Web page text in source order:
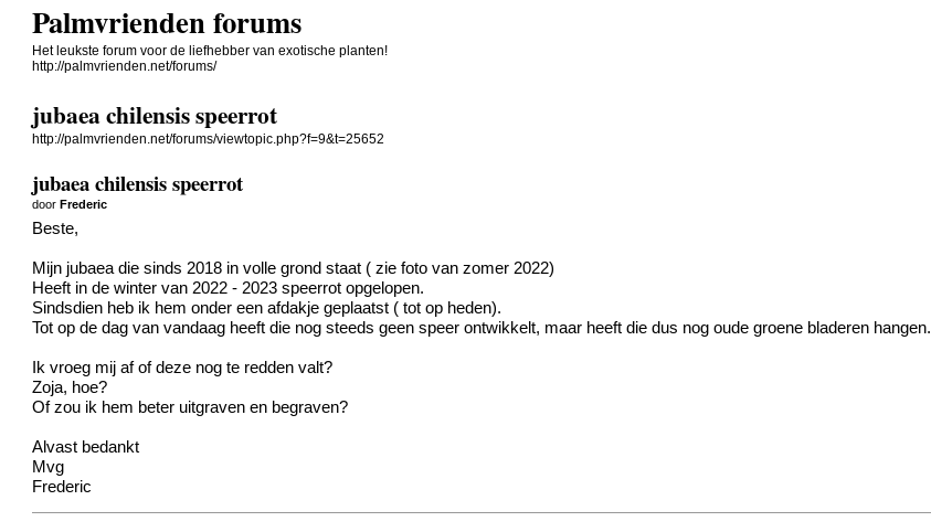
Palmvrienden forums
Het leukste forum voor de liefhebber van exotische planten!
http://palmvrienden.net/forums/
jubaea chilensis speerrot
http://palmvrienden.net/forums/viewtopic.php?f=9&t=25652
jubaea chilensis speerrot
doorFrederic
Beste,
Mijn jubaea die sinds 2018 in volle grond staat ( zie foto van zomer 2022)
Heeft in de winter van 2022 - 2023 speerrot opgelopen.
Sindsdien heb ik hem onder een afdakje geplaatst ( tot op heden).
Tot op de dag van vandaag heeft die nog steeds geen speer ontwikkelt, maar heeft die dus nog oude groene bladeren hangen.
Ik vroeg mij af of deze nog te redden valt?
Zoja, hoe?
Of zou ik hem beter uitgraven en begraven?
Alvast bedankt
Mvg
Frederic